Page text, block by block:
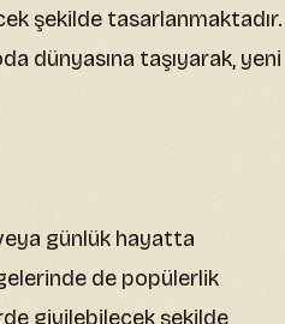
şekilde tasarlanmaktadır.
dünyasına taşıyarak, yeni
günlük hayatta
de popülerlik
giyilebilecek şekilde